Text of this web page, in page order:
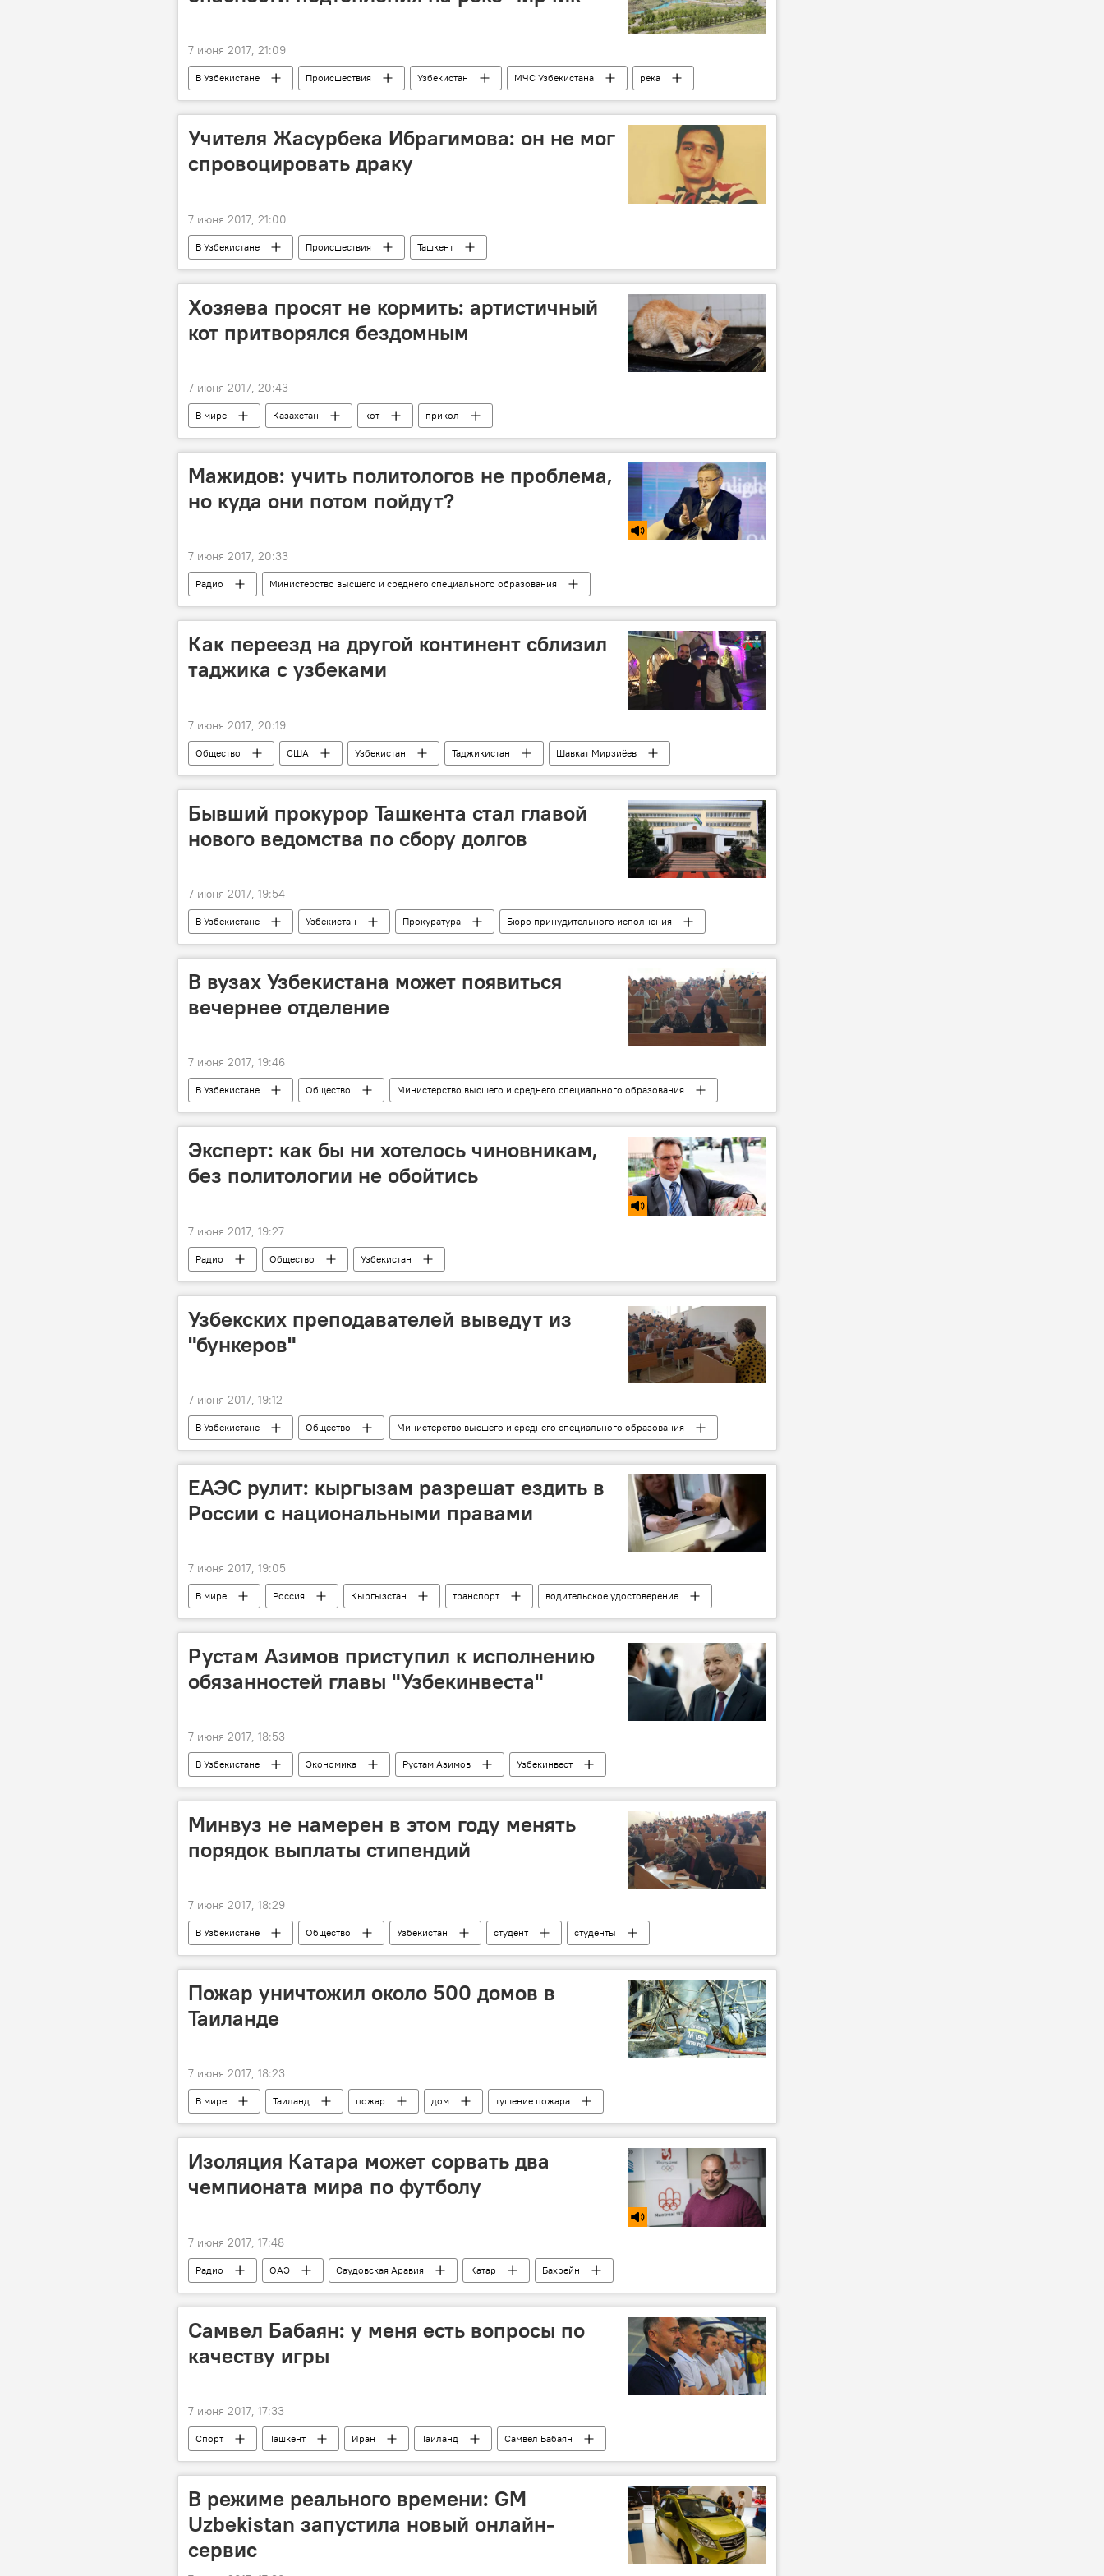
7 июня 2017, 21:09
В Узбекистане Происшествия Узбекистан МЧС Узбекистана
река
Чирчик
Учителя Жасурбека Ибрагимова: он не мог
спровоцировать драку
7 июня 2017, 21:00
В Узбекистане Происшествия Ташкент
Хозяева просят не кормить: артистичный
кот притворялся бездомным
7 июня 2017, 20:43
В мире Казахстан кот прикол
Мажидов: учить политологов не проблема,
но куда они потом пойдут?
7 июня 2017, 20:33
Радио Министерство высшего и среднего специального образования
Как переезд на другой континент сблизил
таджика с узбеками
7 июня 2017, 20:19
Общество США Узбекистан Таджикистан
Шавкат Мирзиёев
Эмомали Рахмон
Бывший прокурор Ташкента стал главой
нового ведомства по сбору долгов
7 июня 2017, 19:54
В Узбекистане Узбекистан Прокуратура
Бюро принудительного исполнения
долги
назначение Политика
В вузах Узбекистана может появиться
вечернее отделение
7 июня 2017, 19:46
В Узбекистане Общество Министерство высшего и среднего специального образования
Эксперт: как бы ни хотелось чиновникам,
без политологии не обойтись
7 июня 2017, 19:27
Радио Общество
Узбекистан
Министерство высшего и среднего специального образования
Политика
Узбекских преподавателей выведут из
"бункеров"
7 июня 2017, 19:12
В Узбекистане Общество Министерство высшего и среднего специального образования
ЕАЭС рулит: кыргызам разрешат ездить в
России с национальными правами
7 июня 2017, 19:05
В мире Россия Кыргызстан транспорт водительское удостоверение
Рустам Азимов приступил к исполнению
обязанностей главы "Узбекинвеста"
7 июня 2017, 18:53
В Узбекистане Экономика Рустам Азимов
Узбекинвест
Отставки и назначения в Узбекистане
Политика
Минвуз не намерен в этом году менять
порядок выплаты стипендий
7 июня 2017, 18:29
В Узбекистане Общество Узбекистан студент
студенты
стипендия
ВУЗ
Пожар уничтожил около 500 домов в
Таиланде
7 июня 2017, 18:23
В мире Таиланд пожар дом тушение пожара
Изоляция Катара может сорвать два
чемпионата мира по футболу
7 июня 2017, 17:48
Радио ОАЭ Саудовская Аравия Катар
Бахрейн
Чемпионат мира по футболу 2018
Самвел Бабаян: у меня есть вопросы по
качеству игры
7 июня 2017, 17:33
Спорт Ташкент Иран Таиланд
Самвел Бабаян
Федерации футбола Узбекистана
В режиме реального времени: GM
Uzbekistan запустила новый онлайн-
сервис